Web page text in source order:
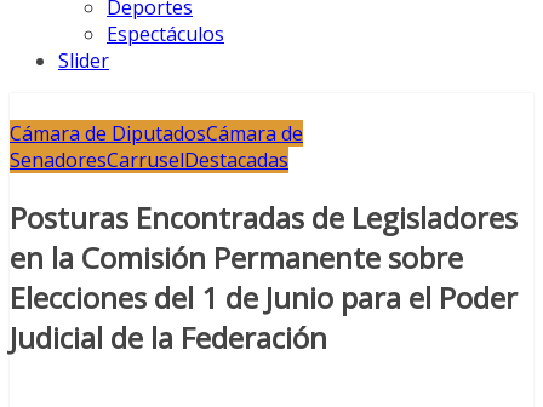
Deportes
Espectáculos
Slider
Cámara de DiputadosCámara de
SenadoresCarruselDestacadas
Posturas Encontradas de Legisladores
en la Comisión Permanente sobre
Elecciones del 1 de Junio para el Poder
Judicial de la Federación